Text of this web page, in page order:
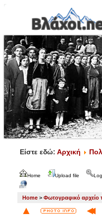
Είστε εδώ: Αρχική
Home Upload file
Home > Φωτογραφικό αρχείο